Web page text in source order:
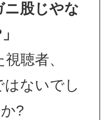
ニ股じやな
聴者、
ないでし
?